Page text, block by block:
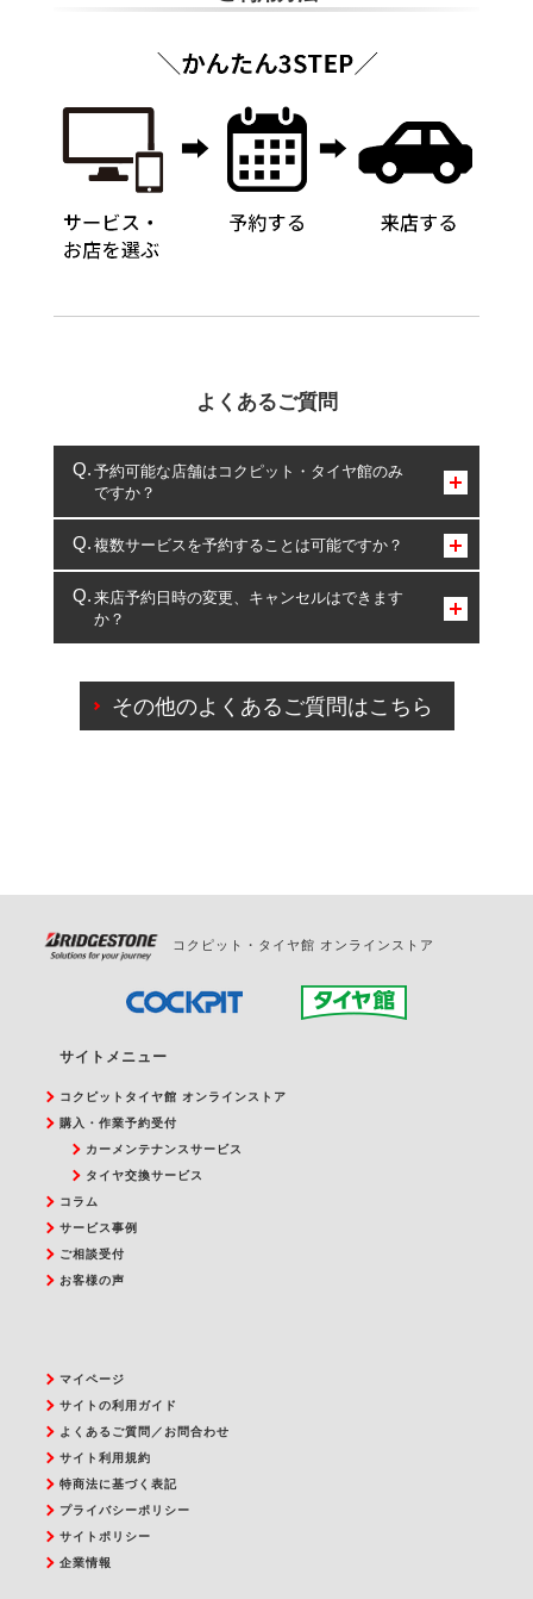
よくあるご質問
予約可能な店舗はコクピット・タイヤ館のみ
ですか？
コクピット・タイヤ館のみとなります。
複数サービスを予約することは可能ですか？
複数サービスのご予約は可能です。
一部の商品・サービスの組み合わせに限り、同時にご予約が
出来ないものもございます。
来店予約日時の変更、キャンセルはできます
か？
ご来店予約日の3営業日前を過ぎている場合のご予約
の日時変更につきましては、直接ご予約の店舗まで
その他のよくあるご質問はこちら
コクピット・タイヤ館 オンラインストア
サイトメニュー
コクピットタイヤ館 オンラインストア
購入・作業予約受付
カーメンテナンスサービス
タイヤ交換サービス
コラム
サービス事例
ご相談受付
お客様の声
マイページ
サイトの利用ガイド
よくあるご質問／お問合わせ
サイト利用規約
特商法に基づく表記
プライバシーポリシー
サイトポリシー
企業情報